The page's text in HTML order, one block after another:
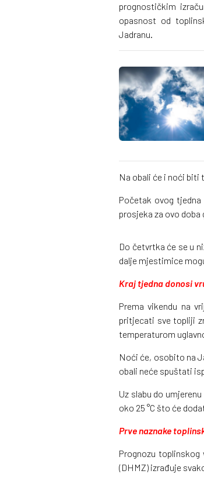
prognostičkim
opasnost od
Jadranu.
Na obali će i noći biti
Početak ovog
prosjeka za ovo
Do četvrtka će se u
dalje mjestimice
Kraj tjedna donosi
Prema vikendu na
pritjecati sve topliji
temperaturom
Noći će, osobito na
obali neće spuštati
Uz slabu do
oko 25 °C što će
Prve naznake
Prognozu
(DHMZ) izrađuje